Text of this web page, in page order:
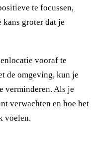
te focussen,
groter dat je
vooraf te
de omgeving, kun je
verminderen. Als je
verwachten en hoe het
voelen.